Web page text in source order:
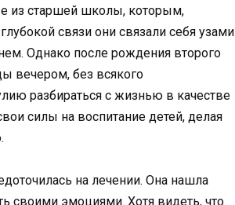
из старшей школы, которым,
связи они связали себя узами
Однако после рождения второго
вечером, без всякого
разбираться с жизнью в качестве
силы на воспитание детей, делая
на лечении. Она нашла
своими эмоциями. Хотя видеть, что